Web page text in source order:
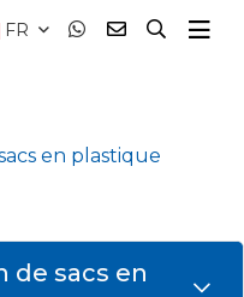
FR
en plastique
de sacs en